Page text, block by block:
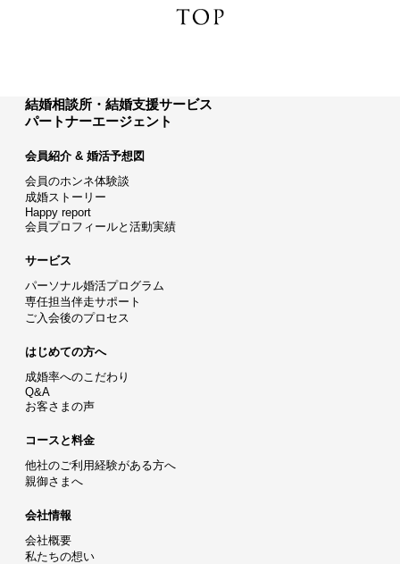
結婚相談所・結婚支援サービス
パートナーエージェント
会員紹介 & 婚活予想図
会員のホンネ体験談
成婚ストーリー
Happy report
会員プロフィールと活動実績
サービス
パーソナル婚活プログラム
専任担当伴走サポート
ご入会後のプロセス
はじめての方へ
成婚率へのこだわり
Q&A
お客さまの声
コースと料金
他社のご利用経験がある方へ
親御さまへ
会社情報
会社概要
私たちの想い